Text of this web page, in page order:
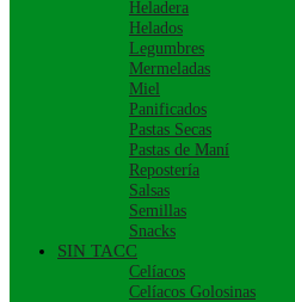
Heladera
Helados
Legumbres
Mermeladas
Miel
Panificados
Pastas Secas
Pastas de Maní
Repostería
Salsas
Semillas
Snacks
SIN TACC
Celíacos
Celíacos Golosinas